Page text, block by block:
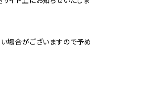
場合がございますので予め